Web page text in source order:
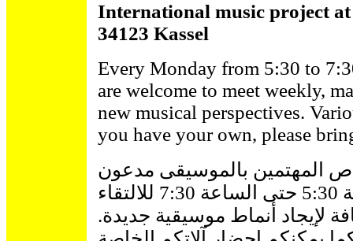
International music project at
34123 Kassel
Every Monday from 5:30 to
are welcome to meet weekly,
new musical perspectives.
you have your own, please
المهتمين بالموسيقى مدعون
أسبوعياً يوم الإثنين من الساعة 5:30 حتى الساعة 7:30 للالتقاء
لإيجاد أنماط موسيقية جديدة.